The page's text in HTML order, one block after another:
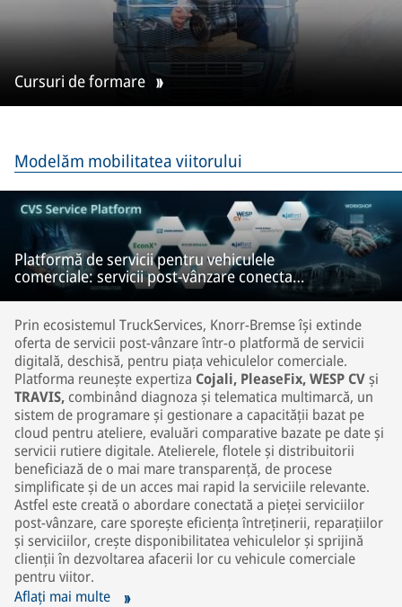
Cursuri de formare
Modelăm mobilitatea viitorului
Platformă de servicii pentru vehiculele
comerciale: servicii post-vânzare conectate
pentru vehiculele comerciale
Prin ecosistemul TruckServices, Knorr-Bremse își extinde
oferta de servicii post-vânzare într-o platformă de servicii
digitală, deschisă, pentru piața vehiculelor comerciale.
Platforma reunește expertiza Cojali, PleaseFix,WESP CVși
TRAVIS, combinând diagnoza și telematica multimarcă, un
sistem de programare și gestionare a capacității bazat pe
cloud pentru ateliere, evaluări comparative bazate pe date și
servicii rutiere digitale. Atelierele, flotele și distribuitorii
beneficiază de o mai mare transparență, de procese
simplificate și de un acces mai rapid la serviciile relevante.
Astfel este creată o abordare conectată a pieței serviciilor
post-vânzare, care sporește eficiența întreținerii, reparațiilor
și serviciilor, crește disponibilitatea vehiculelor și sprijină
clienții în dezvoltarea afacerii lor cu vehicule comerciale
pentru viitor.
Aflați mai multe